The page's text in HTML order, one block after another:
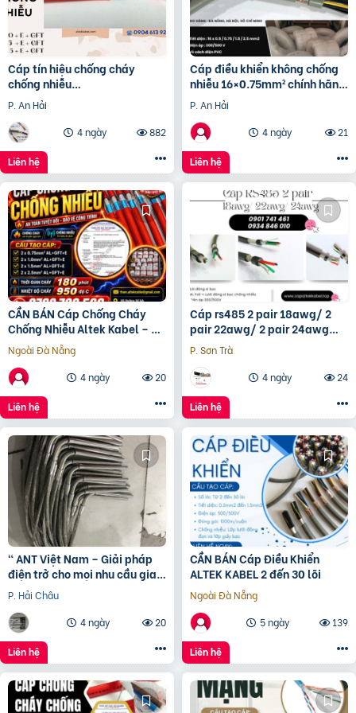
Cáp tín hiệu chống cháy
chống nhiễu
2×1.0mm2/2×1.5mm2/2×2.5mm2
Altek Kabel
P. An Hải
4 ngày
882
Liên hệ
Cáp điều khiển không chống
nhiễu 16×0.75mm² chính hãng
Altek Kabel Đà Nẵng, Huế
P. An Hải
4 ngày
21
Liên hệ
CẦN BÁN Cáp Chống Cháy
Chống Nhiễu Altek Kabel – An
Toàn Tuyệt Đối
Ngoài Đà Nẵng
4 ngày
20
Liên hệ
Cáp rs485 2 pair 18awg/ 2
pair 22awg/ 2 pair 24awg
Altek Kabel
P. Sơn Trà
4 ngày
24
Liên hệ
“ ANT Việt Nam – Giải pháp
điện trở cho mọi nhu cầu gia
nhiệt.”
P. Hải Châu
4 ngày
20
Liên hệ
CẦN BÁN Cáp Điều Khiển
ALTEK KABEL 2 đến 30 lõi
Ngoài Đà Nẵng
5 ngày
139
Liên hệ